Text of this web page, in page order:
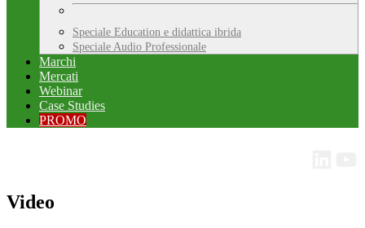
Speciale Education e didattica ibrida
Speciale Audio Professionale
Marchi
Mercati
Webinar
Case Studies
PROMO
Video